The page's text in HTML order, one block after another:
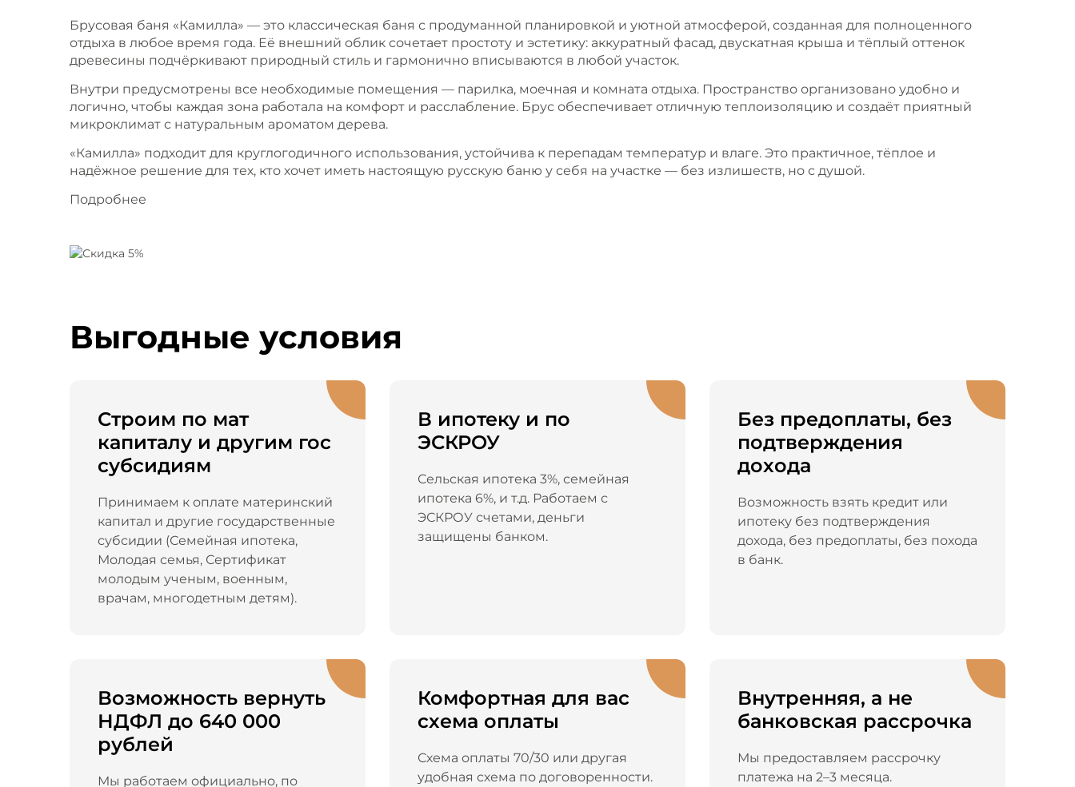
Брусовая баня «Камилла» — это классическая баня с продуманной планировкой и уютной атмосферой, созданная для полноценного
отдыха в любое время года. Её внешний облик сочетает простоту и эстетику: аккуратный фасад, двускатная крыша и тёплый оттенок
древесины подчёркивают природный стиль и гармонично вписываются в любой участок.
Внутри предусмотрены все необходимые помещения — парилка, моечная и комната отдыха. Пространство организовано удобно и
логично, чтобы каждая зона работала на комфорт и расслабление. Брус обеспечивает отличную теплоизоляцию и создаёт приятный
микроклимат с натуральным ароматом дерева.
«Камилла» подходит для круглогодичного использования, устойчива к перепадам температур и влаге. Это практичное, тёплое и
надёжное решение для тех, кто хочет иметь настоящую русскую баню у себя на участке — без излишеств, но с душой.
Подробнее
Выгодные условия
Строим по мат
капиталу и другим гос
субсидиям
Принимаем к оплате материнский
капитал и другие государственные
субсидии (Семейная ипотека,
Молодая семья, Сертификат
молодым ученым, военным,
врачам, многодетным детям).
В ипотеку и по
ЭСКРОУ
Сельская ипотека 3%, семейная
ипотека 6%, и т.д. Работаем с
ЭСКРОУ счетами, деньги
защищены банком.
Без предоплаты, без
подтверждения
дохода
Возможность взять кредит или
ипотеку без подтверждения
дохода, без предоплаты, без похода
в банк.
Возможность вернуть
НДФЛ до 640 000
рублей
Мы работаем официально, по
Комфортная для вас
схема оплаты
Схема оплаты 70/30 или другая
удобная схема по договоренности.
Внутренняя, а не
банковская рассрочка
Мы предоставляем рассрочку
платежа на 2–3 месяца.